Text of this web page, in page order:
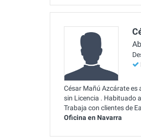
César Mañú Azcárate
sin Licencia . Habituado
Trabaja con clientes de
Oficina en Navarra